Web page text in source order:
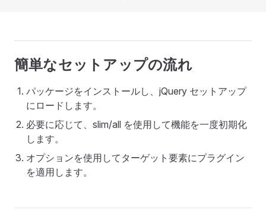
簡単なセットアップの流れ
パッケージをインストールし、jQuery セットアップ
にロードします。
必要に応じて、slim/all を使用して機能を一度初期化
します。
オプションを使用してターゲット要素にプラグイン
を適用します。